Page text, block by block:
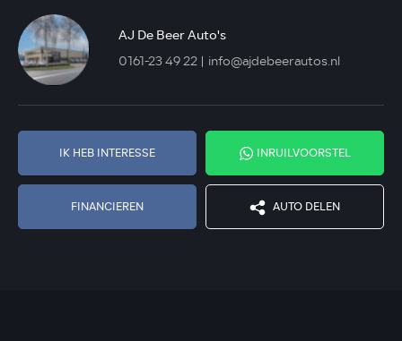
AJ De Beer Auto's
0161-23 49 22
info@ajdebeerautos.nl
IK HEB INTERESSE INRUILVOORSTEL
FINANCIEREN AUTO DELEN